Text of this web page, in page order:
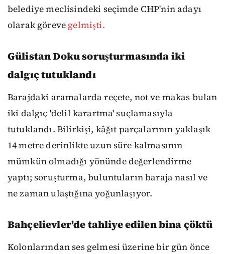
belediye meclisindeki seçimde CHP'nin adayı
olarak göreve gelmişti.
Gülistan Doku soruşturmasında iki
dalgıç tutuklandı
Barajdaki aramalarda reçete, not ve makas bulan
iki dalgıç 'delil karartma' suçlamasıyla
tutuklandı. Bilirkişi, kâğıt parçalarının yaklaşık
14 metre derinlikte uzun süre kalmasının
mümkün olmadığı yönünde değerlendirme
yaptı; soruşturma, buluntuların baraja nasıl ve
ne zaman ulaştığına yoğunlaşıyor.
Bahçelievler'de tahliye edilen bina çöktü
Kolonlarından ses gelmesi üzerine bir gün önce